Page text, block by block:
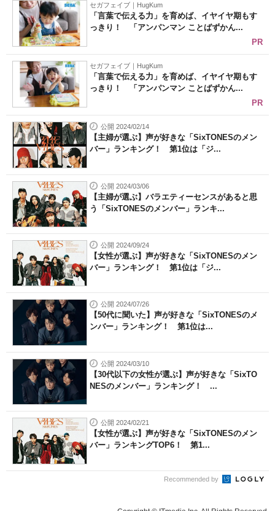
セガフェイブ｜HugKum
「言葉で伝える力」を育めば、イヤイヤ期もす
っきり！ 「アンパンマン ことばずかん...
PR
セガフェイブ｜HugKum
「言葉で伝える力」を育めば、イヤイヤ期もす
っきり！ 「アンパンマン ことばずかん...
PR
公開 2024/02/14
【主婦が選ぶ】声が好きな「SixTONESのメン
バー」ランキング！ 第1位は「ジ...
公開 2024/03/06
【主婦が選ぶ】バラエティーセンスがあると思
う「SixTONESのメンバー」ランキ...
公開 2024/09/24
【女性が選ぶ】声が好きな「SixTONESのメン
バー」ランキング！ 第1位は「ジ...
公開 2024/07/26
【50代に聞いた】声が好きな「SixTONESのメ
ンバー」ランキング！ 第1位は...
公開 2024/03/10
【30代以下の女性が選ぶ】声が好きな「SixTO
NESのメンバー」ランキング！ ...
公開 2024/02/21
【女性が選ぶ】声が好きな「SixTONESのメン
バー」ランキングTOP6！ 第1...
Recommended by